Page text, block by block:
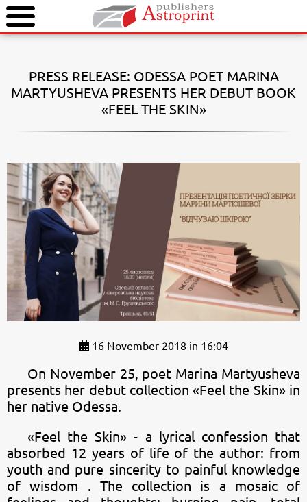
PRESS RELEASE: ODESSA POET MARINA
MARTYUSHEVA PRESENTS HER DEBUT BOOK
«FEEL THE SKIN»
16 November 2018 in 16:04
On November 25, poet Marina Martyusheva
presents her debut collection «Feel the Skin» in
her native Odessa.
«Feel the Skin» - a lyrical confession that
absorbed 12 years of life of the author: from
youth and pure sincerity to painful knowledge
of wisdom . The collection is a mosaic of